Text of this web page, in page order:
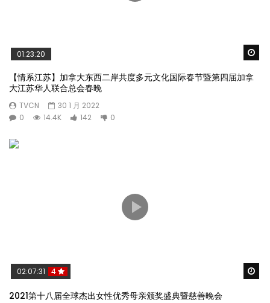
01:23:20
【情系江苏】加拿大东西二岸共度多元文化国际春节暨第四届加拿
大江苏华人联合总会春晚
TVCN
30 1 月 2022
0
14.4K 142 0
02:07:31 4
2021第十八届全球杰出女性优秀母亲颁奖盛典暨慈善晚会